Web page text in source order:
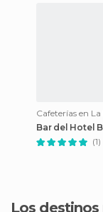
Cafeterías en La
Bar del Hotel
(1)
Los